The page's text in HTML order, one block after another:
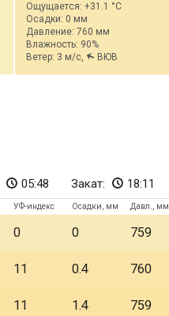
Ощущается: +31.1 °C
Осадки: 0 мм
Давление: 760 мм
Влажность: 90%
Ветер: 3 м/с,
ВЮВ
05:48 Закат: 18:11
УФ-индекс Осадки, мм Давл., мм
0 0 759
11 0.4 760
11 1.4 759